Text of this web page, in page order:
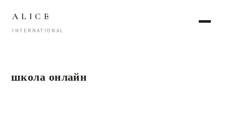
ALICE
INTERNATIONAL
школа онлайн